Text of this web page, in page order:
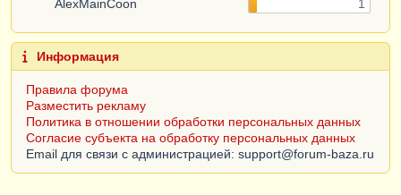
AlexMainCoon
1
Информация
Правила форума
Разместить рекламу
Политика в отношении обработки персональных данных
Согласие субъекта на обработку персональных данных
Email для связи с администрацией: